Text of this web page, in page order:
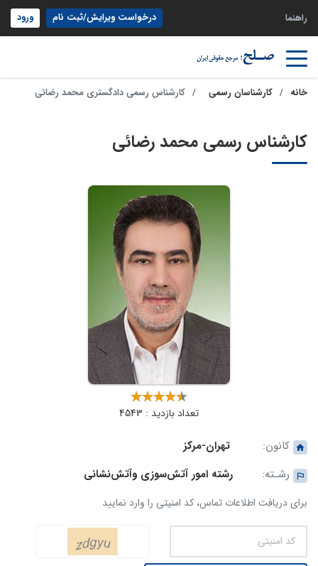
راهنما درخواست ویرایش/ثبت نام ورود
خانه کارشناسان رسمی کارشناس رسمی دادگستری محمد رضائی
کارشناس رسمی محمد رضائی
تعداد بازدید : 4543
کانون:
تهران-مرکز
رشـته:
رشته امور آتش‌سوزی وآتش‌نشانی
برای دریافت اطلاعات تماس، کد امنیتی را وارد نمایید